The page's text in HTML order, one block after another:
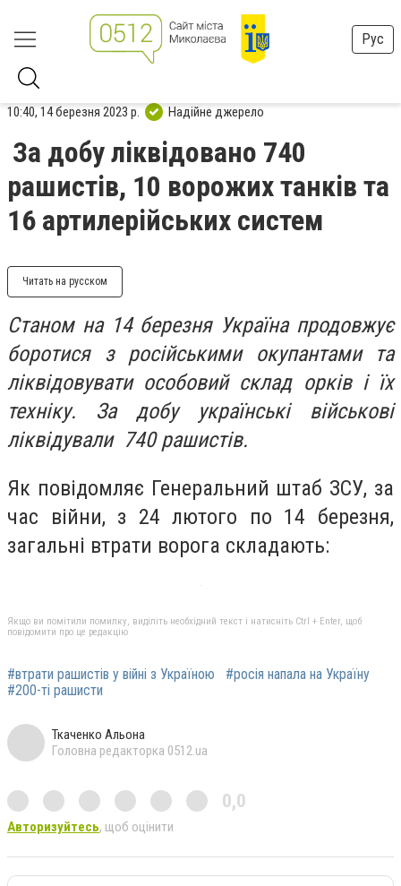
Рус
10:40, 14 березня 2023 р. Надійне джерело
За добу ліквідовано 740
рашистів, 10 ворожих танків та
16 артилерійських систем
Читать на русском
Станом на 14 березня Україна продовжує
боротися з російськими окупантами та
ліквідовувати особовий склад орків і їх
техніку. За добу українські військові
ліквідували 740 рашистів.
Як повідомляє Генеральний штаб ЗСУ, за
час війни, з 24 лютого по 14 березня,
загальні втрати ворога складають:
Якщо ви помітили помилку, виділіть необхідний текст і натисніть Ctrl + Enter, щоб
повідомити про це редакцію
#втрати рашистів у війні з Україною
#росія напала на Україну
#200-ті рашисти
Ткаченко Альона
Головна редакторка 0512.ua
0,0
Авторизуйтесь, щоб оцінити